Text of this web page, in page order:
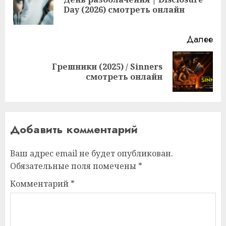
Day (2026) смотреть онлайн
Далее
СледующаяГрешники (2025) / Sinners
смотреть онлайн
Добавить комментарий
Ваш адрес email не будет опубликован.
Обязательные поля помечены *
Комментарий *